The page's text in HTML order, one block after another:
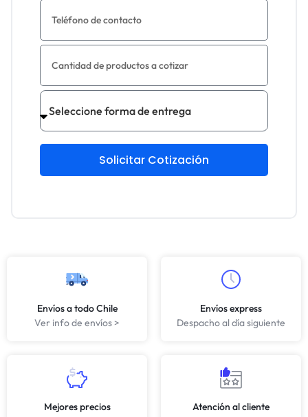
Solicitar Cotización
Envíos a todo Chile
Ver info de envíos >
Envíos express
Despacho al día siguiente
Mejores precios
Atención al cliente